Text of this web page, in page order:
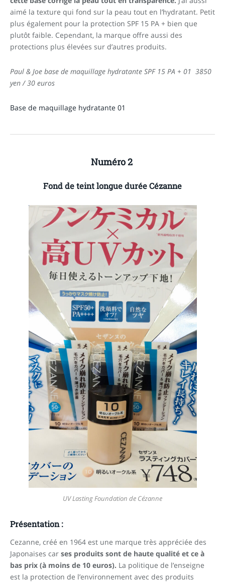
aimé la texture qui fond sur la peau tout en l’hydratant. Petit
plus également pour la protection SPF 15 PA + bien que
plutôt faible. Cependant, la marque offre aussi des
protections plus élevées sur d’autres produits.
Paul & Joe base de maquillage hydratante SPF 15 PA + 01 3850
yen / 30 euros
Base de maquillage hydratante 01
Numéro 2
Fond de teint longue durée Cézanne
UV Lasting Foundation de Cézanne
Présentation :
Cezanne, créé en 1964 est une marque très appréciée des
Japonaises car ses produits sont de haute qualité et ce à
bas prix (à moins de 10 euros). La politique de l’enseigne
est la protection de l’environnement avec des produits